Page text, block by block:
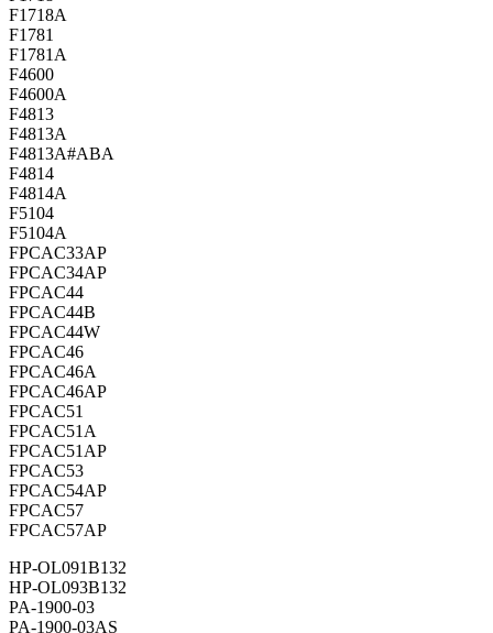
F1718A
F1781
F1781A
F4600
F4600A
F4813
F4813A
F4813A#ABA
F4814
F4814A
F5104
F5104A
FPCAC33AP
FPCAC34AP
FPCAC44
FPCAC44B
FPCAC44W
FPCAC46
FPCAC46A
FPCAC46AP
FPCAC51
FPCAC51A
FPCAC51AP
FPCAC53
FPCAC54AP
FPCAC57
FPCAC57AP
HP-OL091B132
HP-OL093B132
PA-1900-03
PA-1900-03AS